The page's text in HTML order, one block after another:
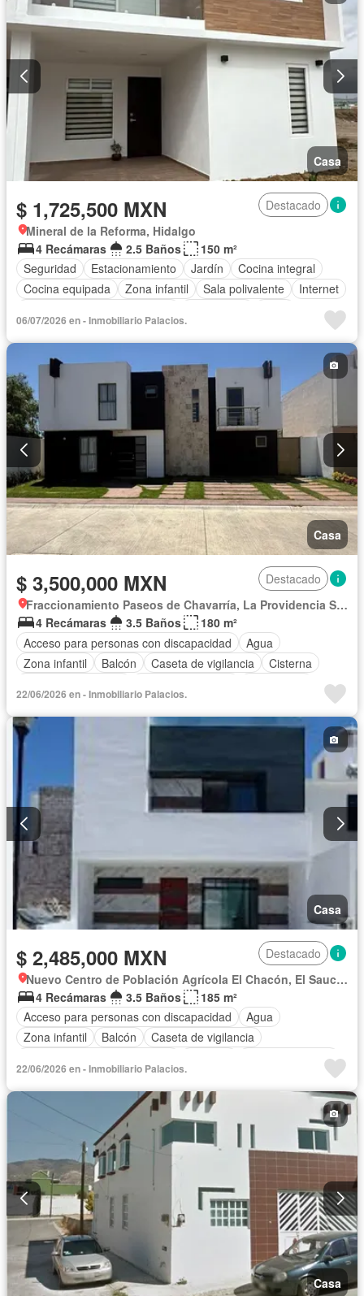
Recámara con closet
Azotea
Seguridad
Televisión por cable
Terraza Vista panorámica
Wifi
Zonas verdes
Parcialmente amueblado
Casa
$ 1,725,500 MXN
Destacado
Mineral de la Reforma, Hidalgo
4 Recámaras
2.5 Baños
150 m²
Seguridad
Estacionamiento Jardín
Cocina integral
Cocina equipada
Zona infantil Sala polivalente
Internet
Cancha de tenis
Televisión por cable
06/07/2026 en - Inmobiliario Palacios.
Casa
$ 3,500,000 MXN
Destacado
Fraccionamiento Paseos de Chavarría, La Providencia Siglo XXI
4 Recámaras
3.5 Baños
180 m²
Acceso para personas con discapacidad
Agua
Zona infantil
Balcón Caseta de vigilancia
Cisterna
Estacionamiento
Internet Jardín
Recámara con closet
Seguridad
Televisión por cable
Terraza
22/06/2026 en - Inmobiliario Palacios.
Casa
$ 2,485,000 MXN
Destacado
Nuevo Centro de Población Agrícola El Chacón, El Saucillo
4 Recámaras
3.5 Baños
185 m²
Acceso para personas con discapacidad
Agua
Zona infantil
Balcón
Caseta de vigilancia
Cocina equipada
Cocina integral
Cuarto de Limpieza
Electricidad
Estacionamiento Internet
Recámara con closet
Azotea
Seguridad
Televisión por cable
Vista panorámica Wifi
22/06/2026 en - Inmobiliario Palacios.
Casa